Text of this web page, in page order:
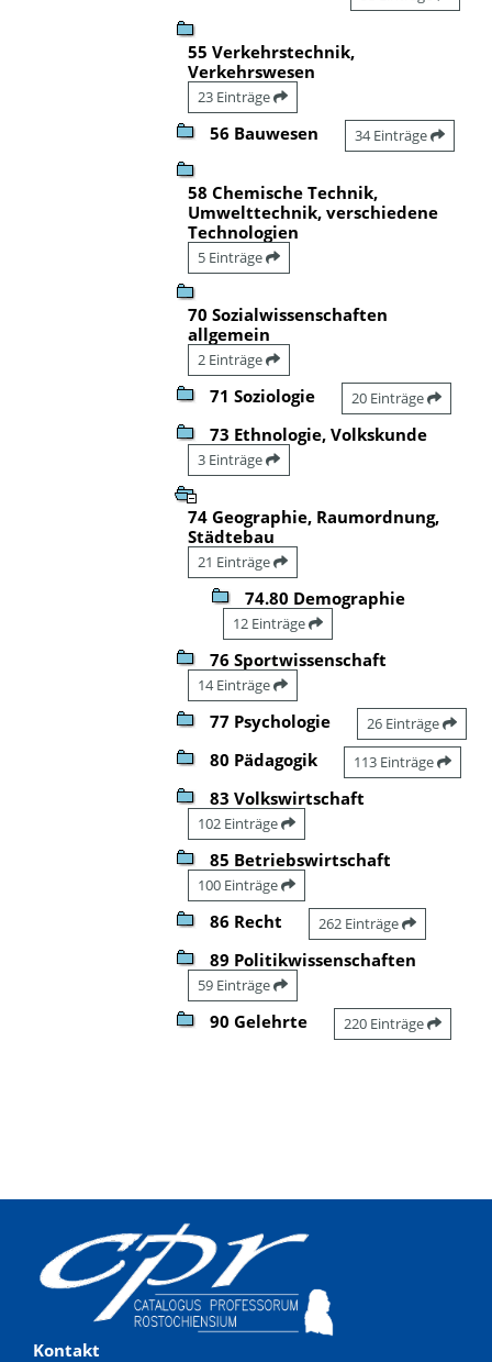
55 Verkehrstechnik,
Verkehrswesen
23 Einträge
56 Bauwesen 34 Einträge
58 Chemische Technik,
Umwelttechnik, verschiedene
Technologien
5 Einträge
70 Sozialwissenschaften
allgemein
2 Einträge
71 Soziologie 20 Einträge
73 Ethnologie, Volkskunde
3 Einträge
74 Geographie, Raumordnung,
Städtebau
21 Einträge
74.80 Demographie
12 Einträge
76 Sportwissenschaft
14 Einträge
77 Psychologie 26 Einträge
80 Pädagogik 113 Einträge
83 Volkswirtschaft
102 Einträge
85 Betriebswirtschaft
100 Einträge
86 Recht 262 Einträge
89 Politikwissenschaften
59 Einträge
90 Gelehrte 220 Einträge
Kontakt